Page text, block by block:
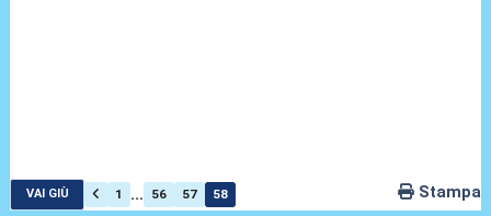
VAI GIÙ 1 ... 56 57 58 Stampa